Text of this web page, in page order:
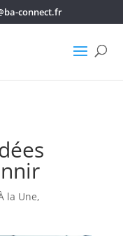
connect.fr
la Une,